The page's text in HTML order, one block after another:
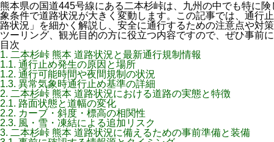
熊本県の国道445号線にある二本杉峠は、九州の中でも特に
象条件で道路状況が大きく変動します。この記事では、通行
路状況」を細かく解説し、安全に通行するための注意点や対
ツーリング、観光目的の方に役立つ内容ですので、ぜひ事前
目次
1. 二本杉峠 熊本 道路状況と最新通行規制情報
1.1. 通行止め発生の原因と場所
1.2. 通行可能時間や夜間規制の状況
1.3. 異常気象時通行止め基準の詳細
2. 二本杉峠 熊本 道路状況における道路の実態と特徴
2.1. 路面状態と道幅の変化
2.2. カーブ・斜度・標高の相関性
2.3. 風・雪・凍結による追加リスク
3. 二本杉峠 熊本 道路状況に備えるための事前準備と装備